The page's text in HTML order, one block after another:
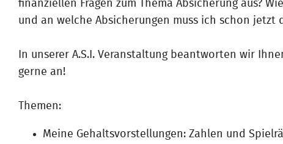
finanziellen Fragen zum Thema Absicherung aus?
und an welche Absicherungen muss ich schon jetzt
In unserer A.S.I. Veranstaltung beantworten wir
gerne an!
Themen:
Meine Gehaltsvorstellungen: Zahlen und